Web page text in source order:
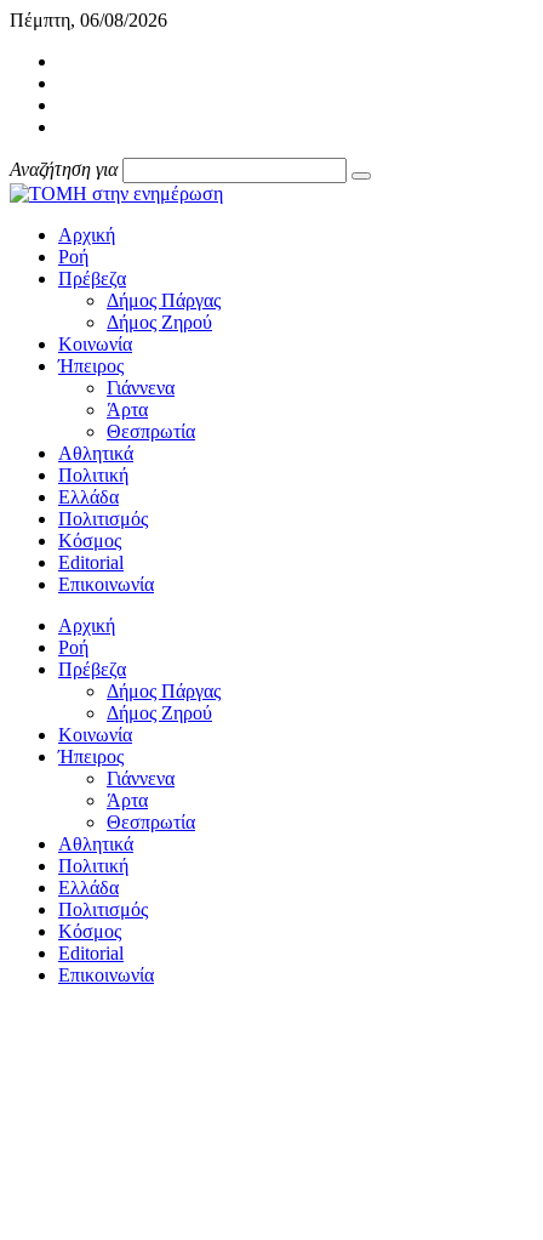
Πέμπτη, 06/08/2026
Αναζήτηση για
Αρχική
Ροή
Πρέβεζα
Δήμος Πάργας
Δήμος Ζηρού
Κοινωνία
Ήπειρος
Γιάννενα
Άρτα
Θεσπρωτία
Αθλητικά
Πολιτική
Ελλάδα
Πολιτισμός
Κόσμος
Editorial
Επικοινωνία
Αρχική
Ροή
Πρέβεζα
Δήμος Πάργας
Δήμος Ζηρού
Κοινωνία
Ήπειρος
Γιάννενα
Άρτα
Θεσπρωτία
Αθλητικά
Πολιτική
Ελλάδα
Πολιτισμός
Κόσμος
Editorial
Επικοινωνία